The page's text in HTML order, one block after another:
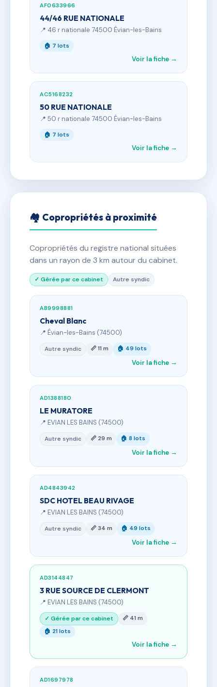
AF0633966
44/46 RUE NATIONALE
📍 46 r nationale 74500 Évian-les-Bains
🏠 7 lots
Voir la fiche →
AC5168232
50 RUE NATIONALE
📍 50 r nationale 74500 Évian-les-Bains
🏠 7 lots
Voir la fiche →
🏘 Copropriétés à proximité
Copropriétés du registre national situées
dans un rayon de 3 km autour du cabinet.
✓ Gérée par ce cabinet Autre syndic
AB9998881
Cheval Blanc
📍 Évian-les-Bains (74500)
Autre syndic 📏 11 m 🏠 49 lots
Voir la fiche →
AD1388180
LE MURATORE
📍 EVIAN LES BAINS (74500)
Autre syndic 📏 29 m 🏠 8 lots
Voir la fiche →
AD4843942
SDC HOTEL BEAU RIVAGE
📍 EVIAN LES BAINS (74500)
Autre syndic 📏 34 m 🏠 49 lots
Voir la fiche →
AD3144847
3 RUE SOURCE DE CLERMONT
📍 EVIAN LES BAINS (74500)
✓ Gérée par ce cabinet
📏 41 m
🏠 21 lots
Voir la fiche →
AD1697978